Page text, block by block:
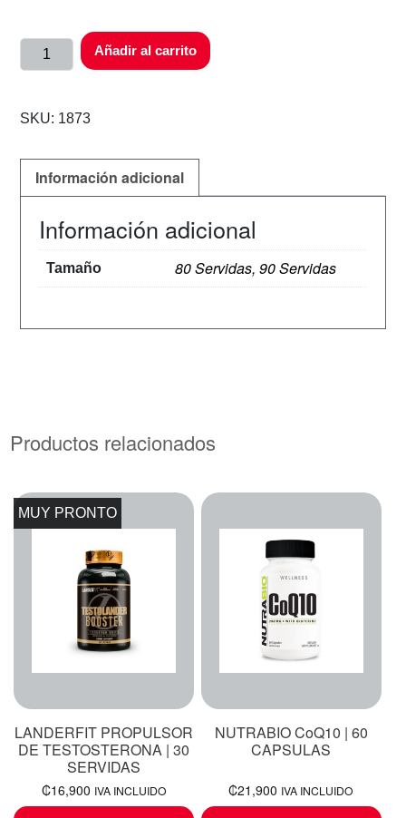
Añadir al carrito
SKU: 1873
Información adicional
Información adicional
Tamaño 80 Servidas, 90 Servidas
Productos relacionados
MUY PRONTO
LANDERFIT PROPULSOR
DE TESTOSTERONA | 30
SERVIDAS
₡16,900 IVA INCLUIDO
NUTRABIO CoQ10 | 60
CAPSULAS
₡21,900 IVA INCLUIDO